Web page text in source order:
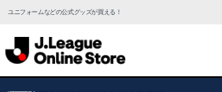
ユニフォームなどの公式グッズが買える！